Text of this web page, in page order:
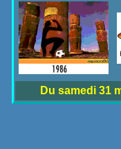
Du samedi 31